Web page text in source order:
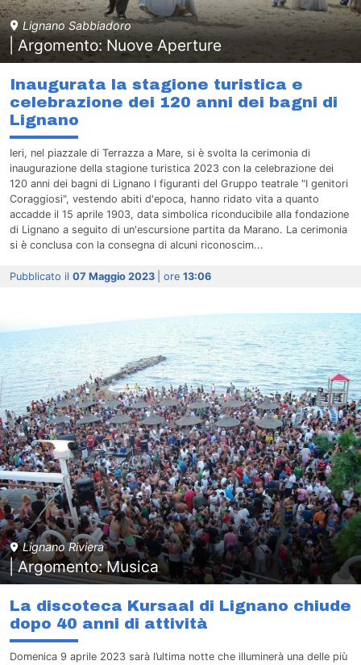
Lignano Sabbiadoro
| Argomento: Nuove Aperture
Inaugurata la stagione turistica e
celebrazione dei 120 anni dei bagni di
Lignano
Ieri, nel piazzale di Terrazza a Mare, si è svolta la cerimonia di
inaugurazione della stagione turistica 2023 con la celebrazione dei
120 anni dei bagni di Lignano I figuranti del Gruppo teatrale "I genitori
Coraggiosi", vestendo abiti d'epoca, hanno ridato vita a quanto
accadde il 15 aprile 1903, data simbolica riconducibile alla fondazione
di Lignano a seguito di un'escursione partita da Marano. La cerimonia
si è conclusa con la consegna di alcuni riconoscim...
Pubblicato il 07 Maggio 2023 | ore 13:06
Lignano Riviera
| Argomento: Musica
La discoteca Kursaal di Lignano chiude
dopo 40 anni di attività
Domenica 9 aprile 2023 sarà l’ultima notte che illuminerà una delle più